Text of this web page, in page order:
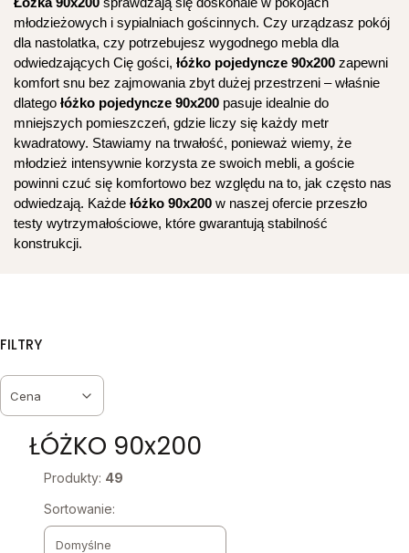
młodzieżowych i sypialniach gościnnych. Czy urządzasz pokój
dla nastolatka, czy potrzebujesz wygodnego mebla dla
odwiedzających Cię gości, łóżko pojedyncze 90x200 zapewni
komfort snu bez zajmowania zbyt dużej przestrzeni – właśnie
dlatego łóżko pojedyncze 90x200 pasuje idealnie do
mniejszych pomieszczeń, gdzie liczy się każdy metr
kwadratowy. Stawiamy na trwałość, ponieważ wiemy, że
młodzież intensywnie korzysta ze swoich mebli, a goście
powinni czuć się komfortowo bez względu na to, jak często nas
odwiedzają. Każde łóżko 90x200 w naszej ofercie przeszło
testy wytrzymałościowe, które gwarantują stabilność
konstrukcji.
FILTRY
Cena
Koniec filtrów
ŁÓŻKO 90x200
Produkty: 49
Lista produktów
Sortowanie:
Domyślne